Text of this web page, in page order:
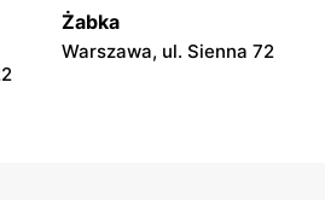
Łazy, ul. Łączności 20
Żabka
Warszawa, ul. Sienna 72